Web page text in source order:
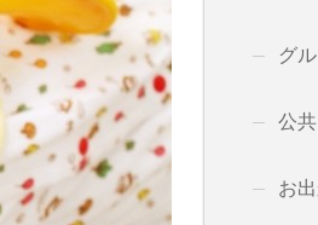
グ
公
お